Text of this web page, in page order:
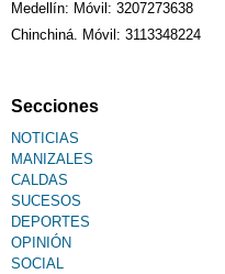
Medellín: Móvil: 3207273638
Chinchiná. Móvil: 3113348224
Secciones
NOTICIAS
MANIZALES
CALDAS
SUCESOS
DEPORTES
OPINIÓN
SOCIAL